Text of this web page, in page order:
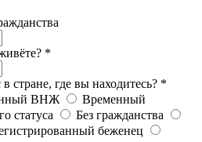
*
стране, где вы находитесь? *
ВНЖ
Временный
статуса
Без гражданства
беженец